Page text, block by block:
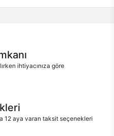
ihtiyacınıza göre
12 aya varan taksit seçenekleri